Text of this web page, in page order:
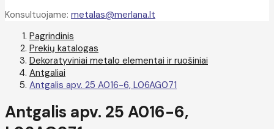
Konsultuojame: metalas@merlana.lt
Pagrindinis
Prekių katalogas
Dekoratyviniai metalo elementai ir ruošiniai
Antgaliai
Antgalis apv. 25 A016-6, L06AG071
Antgalis apv. 25 A016-6,